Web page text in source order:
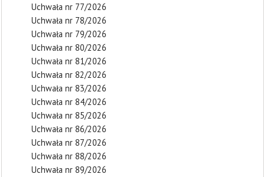
Uchwała nr 77/2026
Uchwała nr 78/2026
Uchwała nr 79/2026
Uchwała nr 80/2026
Uchwała nr 81/2026
Uchwała nr 82/2026
Uchwała nr 83/2026
Uchwała nr 84/2026
Uchwała nr 85/2026
Uchwała nr 86/2026
Uchwała nr 87/2026
Uchwała nr 88/2026
Uchwała nr 89/2026